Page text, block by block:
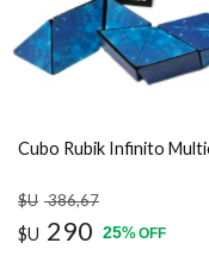
Cubo Rubik Infinito
$U 386,67
$U 290 25%OFF